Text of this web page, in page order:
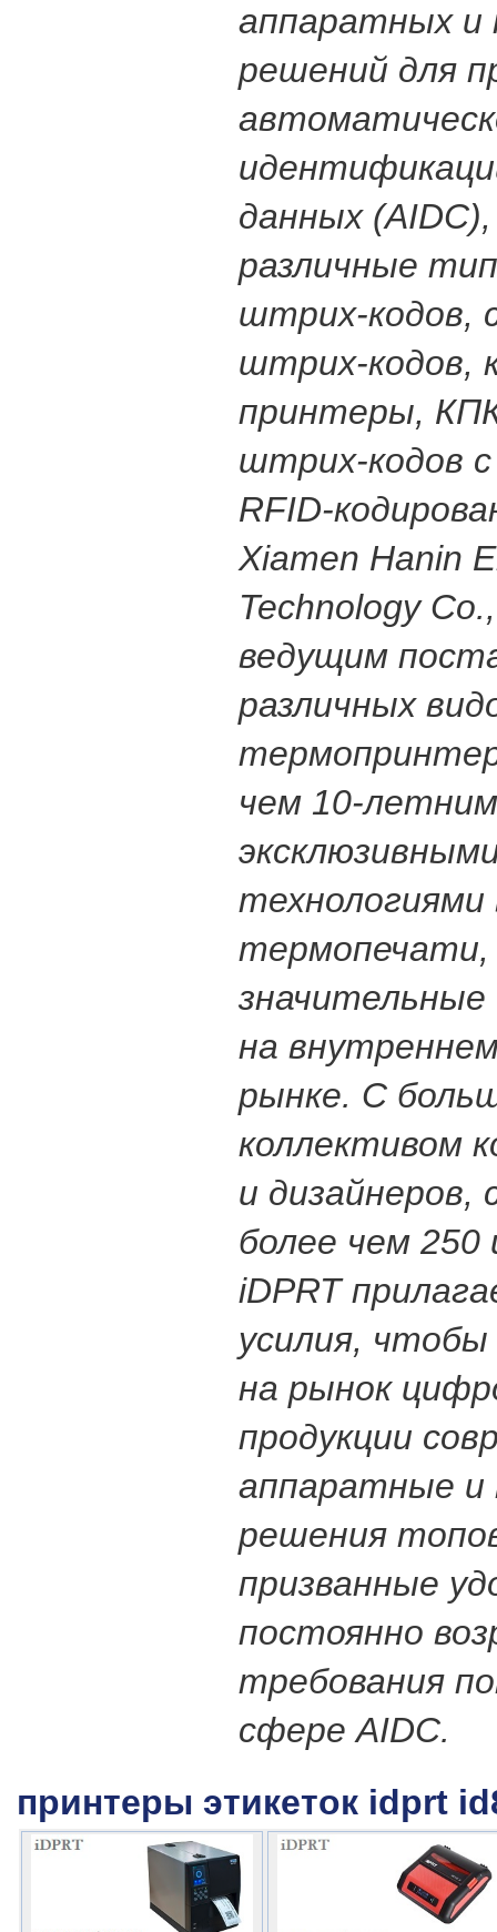
аппаратных и
решений для
данных
различные
штрих-кодов,
штрих-кодов,
принтеры,
штрих-кодов
RFID-
Xiamen Hanin
Technology
ведущим
различных
чем 10-
технологиями
термопечати,
на
рынке. С
коллективом
и дизайнеров,
более чем 250
iDPRT
усилия,
на рынок
продукции
аппаратные и
решения
призванные
постоянно
требования
сфере AIDC.
принтеры этикеток idprt